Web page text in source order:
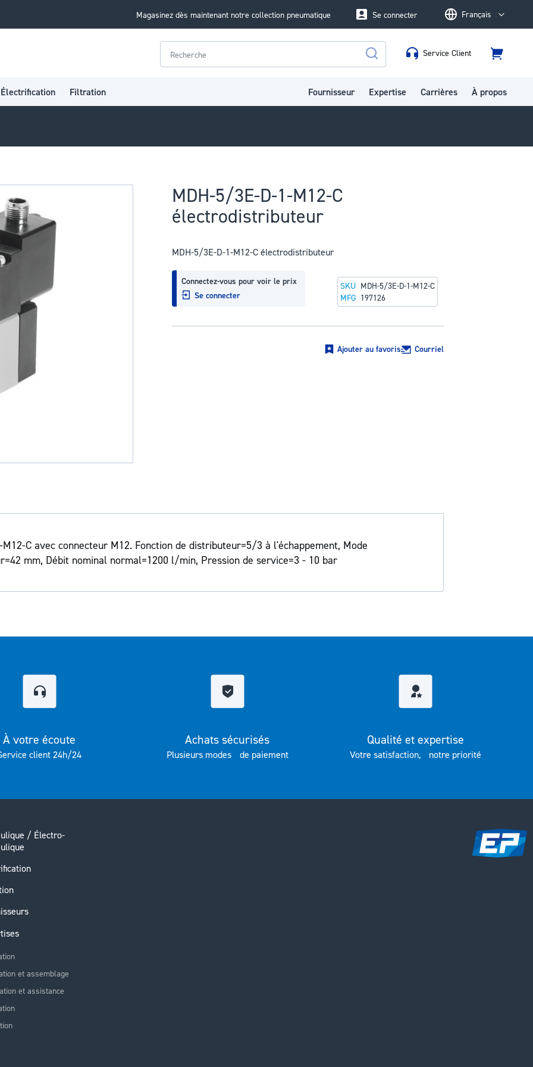
Magasinez dès maintenant notre collection pneumatique LanguageFrançais
Se connecter
Rechercher
Service Client
Panier
Électrification Filtration Fournisseur Expertise Carrières À propos
MDH-5/3E-D-1-M12-C
électrodistributeur
MDH-5/3E-D-1-M12-C électrodistributeur
Connectez-vous pour voir le prix
Se connecter
SKU MDH-5/3E-D-1-M12-C
MFG 197126
Ajouter au favoris Courriel
C avec connecteur M12. Fonction de distributeur=5/3 à l'échappement, Mode
mm, Débit nominal normal=1200 l/min, Pression de service=3 - 10 bar
À votre écoute
client 24h/24
Achats sécurisés
Plusieurs modes de paiement
Qualité et expertise
Votre satisfaction, notre priorité
/ Électro-
et assemblage
et assistance